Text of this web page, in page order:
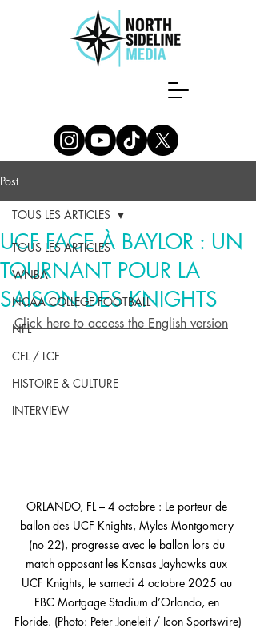
Post
TOUS LES ARTICLES
WNBA
NCAA COLLEGE FOOTBALL
NFL
CFL / LCF
HISTOIRE & CULTURE
INTERVIEW
TOUS LES ARTICLES
UCF FACE À BAYLOR : UN
TOURNANT POUR LA
SAISON DES KNIGHTS
Click here to access the English version
ORLANDO, FL – 4 octobre : Le porteur de
ballon des UCF Knights, Myles Montgomery
(no 22), progresse avec le ballon lors du
match opposant les Kansas Jayhawks aux
UCF Knights, le samedi 4 octobre 2025 au
FBC Mortgage Stadium d’Orlando, en
Floride. (Photo: Peter Joneleit / Icon Sportswire)